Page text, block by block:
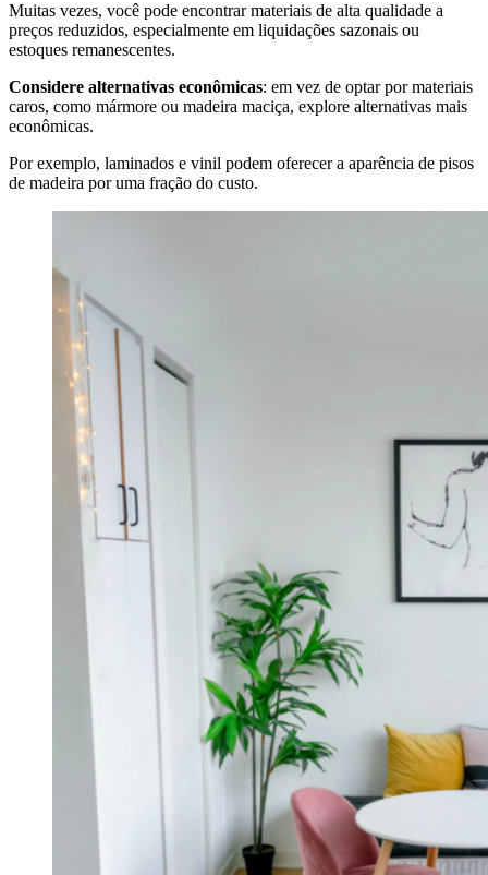
Muitas vezes, você pode encontrar materiais de alta qualidade a
preços reduzidos, especialmente em liquidações sazonais ou
estoques remanescentes.
Considere alternativas econômicas: em vez de optar por materiais
caros, como mármore ou madeira maciça, explore alternativas mais
econômicas.
Por exemplo, laminados e vinil podem oferecer a aparência de pisos
de madeira por uma fração do custo.